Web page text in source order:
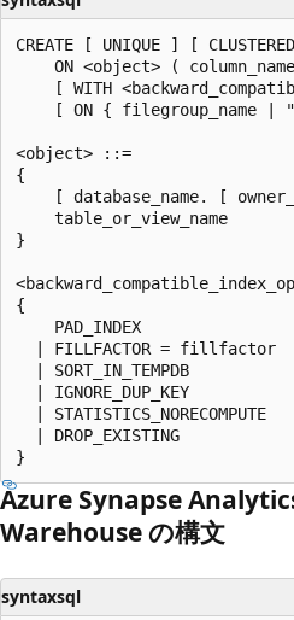
CREATE [ UNIQUE ] [
ON <object> (
[ WITH
[ ON { filegroup_name |
<object> ::=
{
[ database_name. [
    table_or_view_name
}
{
    PAD_INDEX
  | FILLFACTOR = fillfactor
  | SORT_IN_TEMPDB
  | IGNORE_DUP_KEY
  | STATISTICS_NORECOMPUTE
  | DROP_EXISTING
Azure Synapse
Warehouse の構文
syntaxsql